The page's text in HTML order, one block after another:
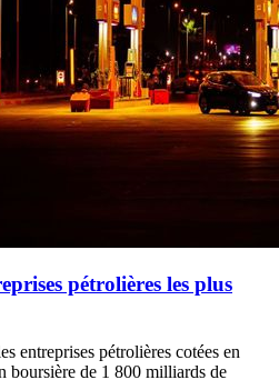
pétrolières les plus
entreprises pétrolières cotées en
boursière de 1 800 milliards de